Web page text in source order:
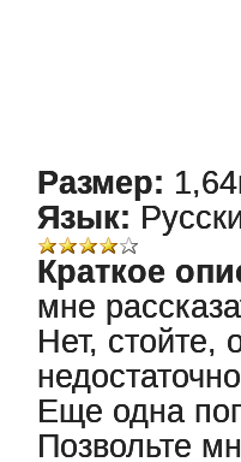
Размер:
Язык:
Краткое
мне
Нет, стойте,
Еще одна
Позвольте